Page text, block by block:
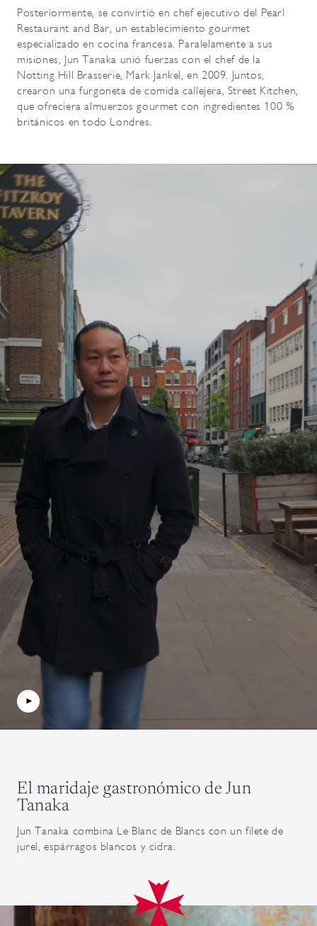
Posteriormente, se convirtió en chef ejecutivo del Pearl
Restaurant and Bar, un establecimiento gourmet
especializado en cocina francesa. Paralelamente a sus
misiones, Jun Tanaka unió fuerzas con el chef de la
Notting Hill Brasserie, Mark Jankel, en 2009. Juntos,
crearon una furgoneta de comida callejera, Street Kitchen,
que ofreciera almuerzos gourmet con ingredientes 100 %
británicos en todo Londres.
El maridaje gastronómico de Jun
Tanaka
Jun Tanaka combina Le Blanc de Blancs con un filete de
jurel, espárragos blancos y cidra.